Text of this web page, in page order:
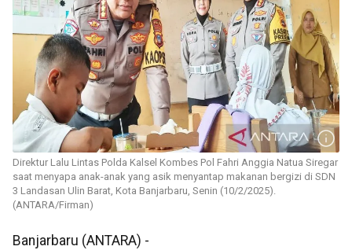
Direktur Lalu Lintas Polda Kalsel Kombes Pol Fahri Anggia Natua Siregar
saat menyapa anak-anak yang asik menyantap makanan bergizi di SDN
3 Landasan Ulin Barat, Kota Banjarbaru, Senin (10/2/2025).
(ANTARA/Firman)
Banjarbaru (ANTARA) -